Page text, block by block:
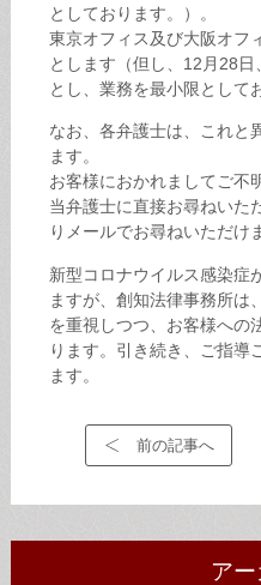
としております。）。
東京オフィス及び大阪オ
とします（但し、12月28
とし、業務を最小限として
なお、各弁護士は、これと
ます。
お客様におかれましてご不
当弁護士に直接お尋ねいた
りメールでお尋ねいただけ
新型コロナウイルス感染症
ますが、創知法律事務所は
を重視しつつ、お客様への
ります。引き続き、ご指導
ます。
前の記事へ
ア